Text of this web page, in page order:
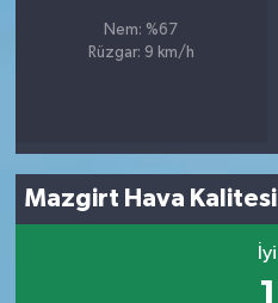
Nem: %67
Rüzgar: 9 km/h
Mazgirt Hava Kalitesi
İyi
1